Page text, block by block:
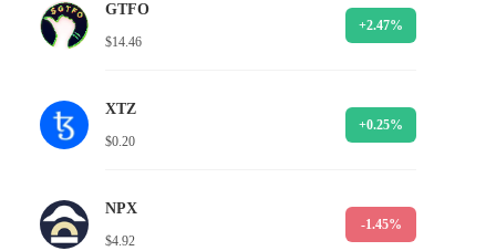
GTFO
$14.46
+2.47%
XTZ
$0.20
+0.25%
NPX
$4.92
-1.45%